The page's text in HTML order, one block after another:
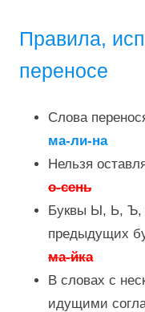
Правила,
переносе
Слова
ма-ли-на
Нельзя
о-сень
Буквы Ы, Ь, Ъ,
предыдущих
ма-йка
В словах с
идущими